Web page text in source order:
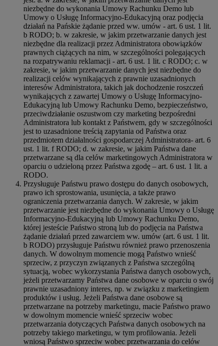
niezbędne do wykonania Umowy Rachunku Demo lub
Umowy o Usługę Informacyjno-Edukacyjną oraz podjęcia
działań na Pańskie żądanie przed ww. umów - art. 6 ust. 1 lit.
b RODO; b. w zakresie, w jakim przetwarzanie danych jest
niezbędne dla realizacji przez Administratora obowiązków
prawnych ciążących na nim, w szczególności polegających
na rozpatrywaniu reklamacji - art. 6 ust. 1 lit. c RODO; c. w
zakresie, w jakim przetwarzanie danych jest niezbędne do
realizacji celów wynikających z prawnie uzasadnionych
interesów Administratora, takich jak dochodzenie roszczeń
wynikających z zawartej Umowy o Usługę Informacyjno-
Edukacyjną lub Umowy Rachunku Demo, bezpieczeństwo,
przeciwdziałanie oszustwom czy marketing bezpośredni
Administratora lub kontakt z Państwem, gdy w szczególności
jest to uzasadnione treścią zapytania od Państwa oraz
przedmiotem działalności gospodarczej Administratora- art. 6
ust. 1 lit. f RODO; d. w zakresie, w jakim Państwa dane
przetwarzane są dla celów marketingowych Administratora w
oparciu o udzieloną przez Państwa zgodę – art. 6 ust. 1 lit. a
RODO.
Przysługuje Państwu prawo dostępu do danych osobowych,
prawo ich sprostowania, usunięcia, a także prawo
ograniczenia przetwarzania danych. W zakresie, w jakim
przetwarzanie jest niezbędne do wykonania Umowy o Usługę
Informacyjno-Edukacyjną lub Umowy Rachunku Demo,
której jesteście Państwo stroną lub do podjęcia na Państwa
żądanie działań przed zawarciem ww. umów (art. 6 ust. 1 lit.
b RODO) przysługuje Państwu również prawo przenoszenia
danych. W dowolnym momencie mogą Państwo wnieść
sprzeciw, z przyczyn związanych z Państwa szczególną
sytuacją, wobec wykorzystania Państwa danych osobowych,
jeżeli przetwarzamy Państwa dane osobowe w oparciu o swój
prawnie uzasadniony interes, np. w związku z marketingiem
produktów i usług. Jeżeli Państwa dane osobowe są
przetwarzane na potrzeby marketingu, macie Państwo prawo
w dowolnym momencie wnieść sprzeciw wobec
przetwarzania dotyczących Państwa danych osobowych na
potrzeby takiego marketingu, w tym profilowania. Jeżeli
wniosą Państwo sprzeciw wobec przetwarzania do celów